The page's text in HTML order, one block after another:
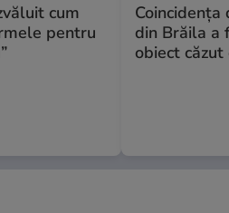
cum
pentru
Coincidența
din Brăila a
obiect căzut